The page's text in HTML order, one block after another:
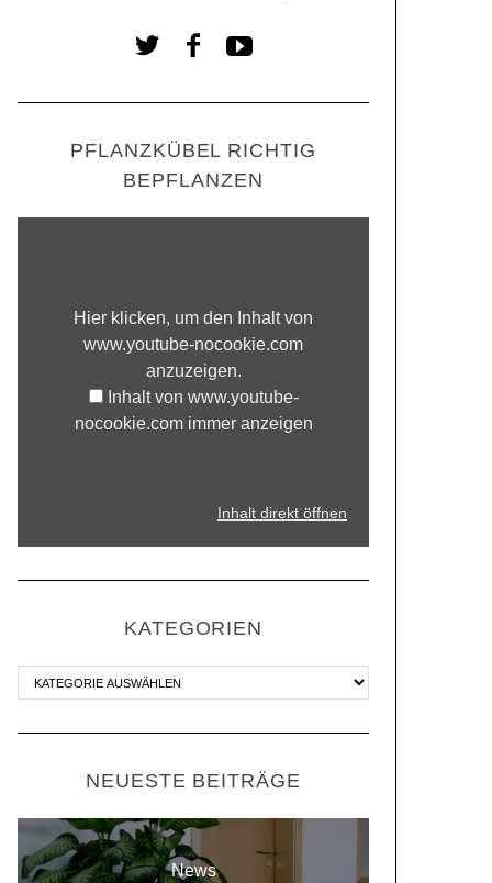
PFLANZKÜBEL RICHTIG
BEPFLANZEN
Hier klicken, um den Inhalt von
www.youtube-nocookie.com
anzuzeigen.
Inhalt von www.youtube-
nocookie.com immer anzeigen
Inhalt direkt öffnen
KATEGORIEN
NEUESTE BEITRÄGE
News